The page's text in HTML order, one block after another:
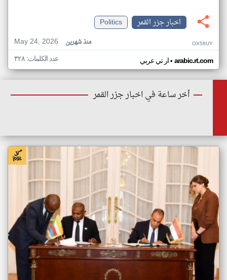
اخبار جزر القمر
Politics
May 24, 2026
منذ شهرين OX58UY
ار تي عربي• arabic.rt.com عدد الكلمات: ٣٢٨
أخر ساعة في اخبار جزر القمر